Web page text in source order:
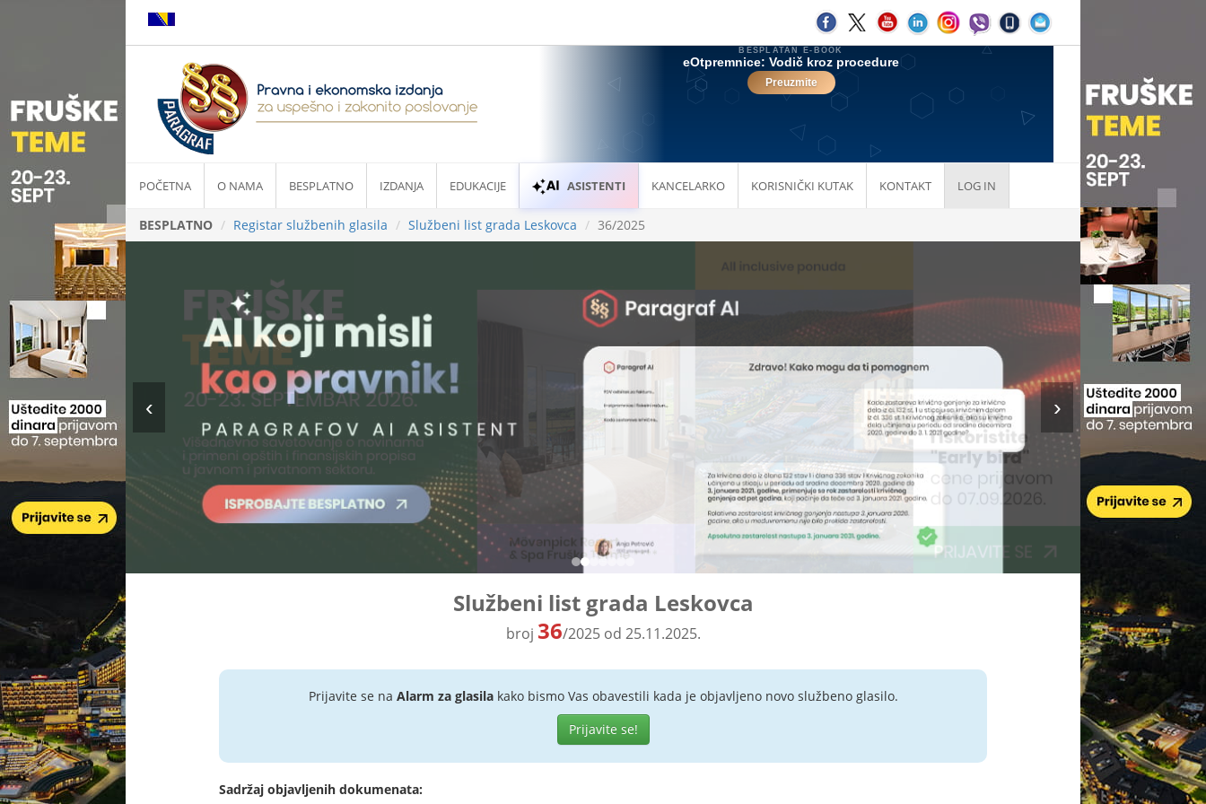
POČETNA O NAMA BESPLATNO IZDANJA EDUKACIJE ASISTENTI KANCELARKO KORISNIČKI KUTAK KONTAKT LOG IN
BESPLATNO Registar službenih glasila Službeni list grada Leskovca 36/2025
Službeni list grada Leskovca
broj 36/2025 od 25.11.2025.
Prijavite se na Alarm za glasilakako bismo Vas obavestili kada je objavljeno novo službeno glasilo.
Prijavite se!
Sadržaj objavljenih dokumenata: